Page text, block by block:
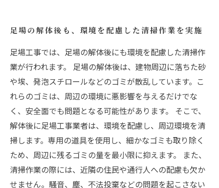
足場の解体後も、環境を配慮した清掃作業を実施
足場工事では、足場の解体後にも環境を配慮した清掃作
業が行われます。 足場の解体後は、建物周辺に落ちた砂
や埃、発泡スチロールなどのゴミが散乱しています。こ
れらのゴミは、周辺の環境に悪影響を与えるだけでな
く、安全面でも問題となる可能性があります。 そこで、
解体後に足場工事業者は、環境を配慮し、周辺環境を清
掃します。専用の道具を使用し、細かなゴミも取り除く
ため、周辺に残るゴミの量を最小限に抑えます。 また、
清掃作業の際には、近隣の住民や通行人への配慮も欠か
せません。騒音、塵、不法投棄などの問題を起こさない